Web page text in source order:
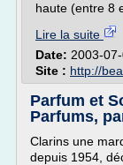
haute (entre 8
Lire la suite
Date: 2003-
Site : http://
Parfum et
Parfums,
Clarins une
depuis 1954,